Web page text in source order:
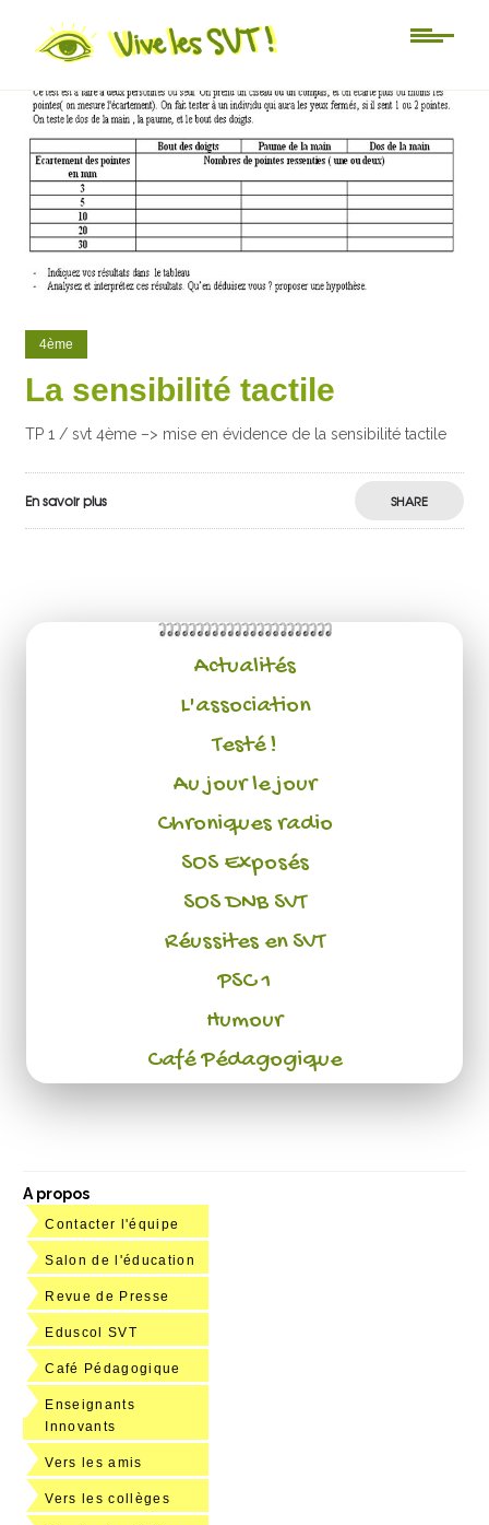
4ème
La sensibilité tactile
TP 1 / svt 4ème –> mise en évidence de la sensibilité tactile
En savoir plus SHARE
Actualités
L'association
Testé !
Au jour le jour
Chroniques radio
SOS Exposés
SOS DNB SVT
Réussites en SVT
PSC 1
Humour
Café Pédagogique
A propos
Contacter l'équipe
Salon de l'éducation
Revue de Presse
Eduscol SVT
Café Pédagogique
Enseignants
Innovants
Vers les amis
Vers les collèges